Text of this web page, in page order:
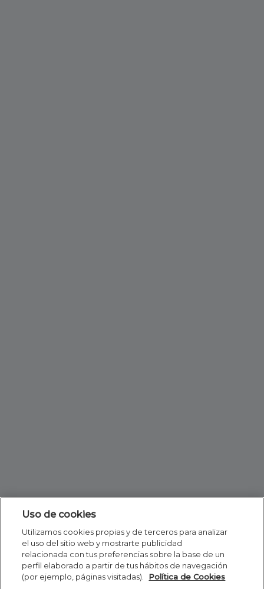
Uso de cookies
Utilizamos cookies propias y de terceros para analizar
el uso del sitio web y mostrarte publicidad
relacionada con tus preferencias sobre la base de un
perfil elaborado a partir de tus hábitos de navegación
(por ejemplo, páginas visitadas).
Política de Cookies